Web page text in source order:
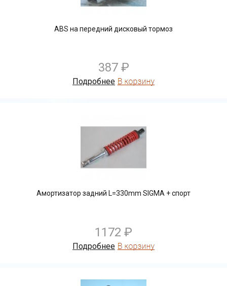
ABS на передний дисковый тормоз
387 ₽
Подробнее
Амортизатор задний L=330mm SIGMA + спорт
1172 ₽
Подробнее